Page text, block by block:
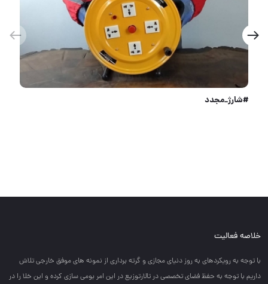
ست آچار کارتر
خلاصه فعالیت
با توجه به رويكردهاي به روز دنياي مجازي و گرته برداري از نمونه هاي موفق خارجي تلاش
داريم با توجه به حفظ فضاي تخصصي در تالارتوزيع در اين امر بومي سازي كرده و اين خلا را در